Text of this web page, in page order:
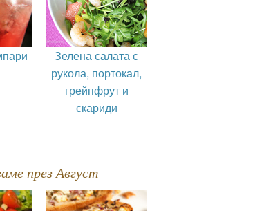
Зелена салата с
рукола, портокал,
грейпфрут и
скариди
през Август